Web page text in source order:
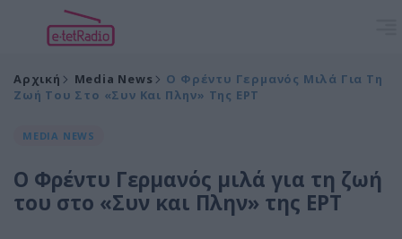
Αρχική Media News
Ο Φρέντυ Γερμανός Μιλά Για Τη
Ζωή Του Στο «Συν Και Πλην» Της ΕΡΤ
MEDIA NEWS
Ο Φρέντυ Γερμανός μιλά για τη ζωή
του στο «Συν και Πλην» της ΕΡΤ